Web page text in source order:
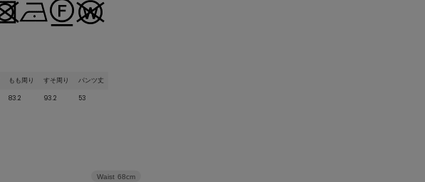
もも周り すそ周り パンツ丈
83.2 93.2 53
Waist 68cm